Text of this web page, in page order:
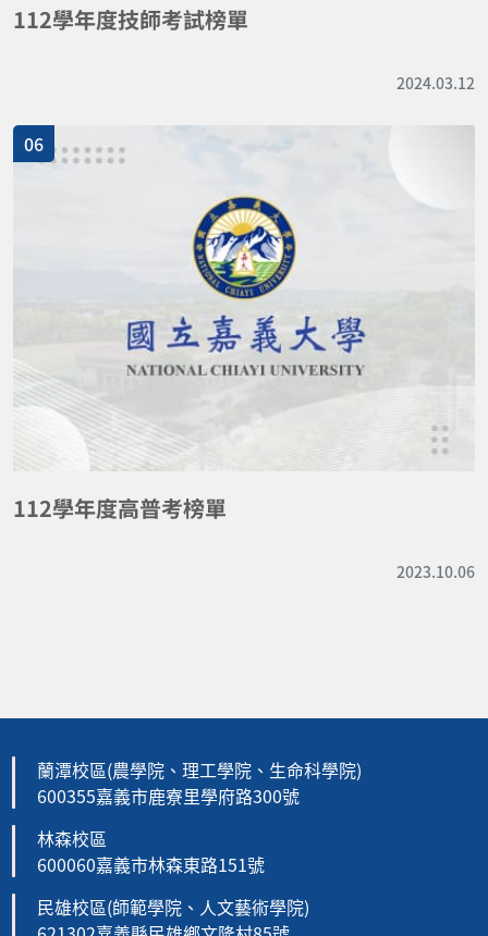
112學年度技師考試榜單
2024.03.12
06
112學年度高普考榜單
2023.10.06
蘭潭校區(農學院、理工學院、生命科學院)
600355嘉義市鹿寮里學府路300號
林森校區
600060嘉義市林森東路151號
民雄校區(師範學院、人文藝術學院)